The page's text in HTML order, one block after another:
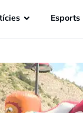
Esports